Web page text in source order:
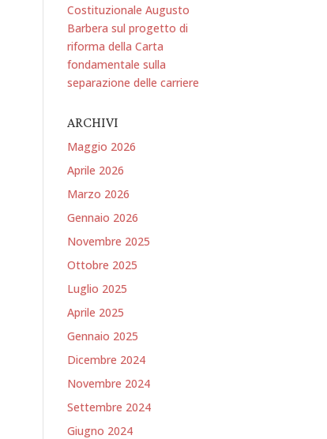
Costituzionale Augusto
Barbera sul progetto di
riforma della Carta
fondamentale sulla
separazione delle carriere
ARCHIVI
Maggio 2026
Aprile 2026
Marzo 2026
Gennaio 2026
Novembre 2025
Ottobre 2025
Luglio 2025
Aprile 2025
Gennaio 2025
Dicembre 2024
Novembre 2024
Settembre 2024
Giugno 2024